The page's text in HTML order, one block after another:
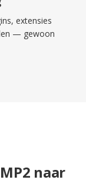
extensies
— gewoon
naar